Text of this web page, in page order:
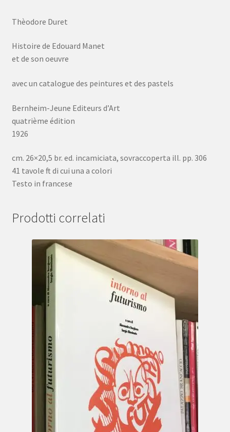
Thèodore Duret
Histoire de Edouard Manet
et de son oeuvre
avec un catalogue des peintures et des pastels
Bernheim-Jeune Editeurs d’Art
quatrième édition
1926
cm. 26×20,5 br. ed. incamiciata, sovraccoperta ill. pp. 306
41 tavole ft di cui una a colori
Testo in francese
Prodotti correlati